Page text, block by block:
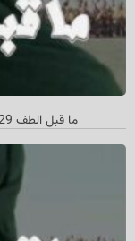
ما قبل الطف 29 ذوالحجة 1444 بحضور السید یاسر قطیش